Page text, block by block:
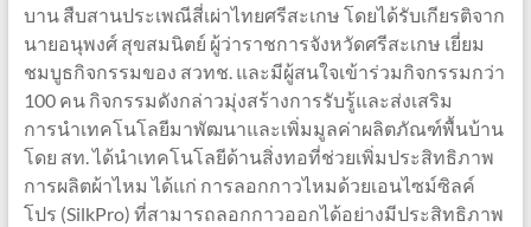
บาน สืบสานประเพณีสี่เผ่าไทยศรีสะเกษ โดยได้รับเกียรติจาก
นายอนุพงศ์ สุขสมนิตย์ ผู้ว่าราชการจังหวัดศรีสะเกษ เยี่ยม
ชมบูธกิจกรรมของ สวทช. และมีผู้สนใจเข้าร่วมกิจกรรมกว่า
100 คน กิจกรรมดังกล่าวมุ่งสร้างการรับรู้และส่งเสริม
การนำเทคโนโลยีมาพัฒนาและเพิ่มมูลค่าผลิตภัณฑ์พื้นบ้าน
โดย สท. ได้นำเทคโนโลยีด้านสิ่งทอที่ช่วยเพิ่มประสิทธิภาพ
การผลิตผ้าไหม ได้แก่ การลอกกาวไหมด้วยเอนไซม์ซิลค์
โปร (SilkPro) ที่สามารถลอกกาวออกได้อย่างมีประสิทธิภาพ